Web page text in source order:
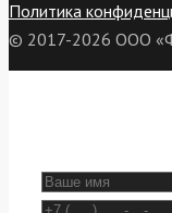
Политика
© 2017-2026 ООО